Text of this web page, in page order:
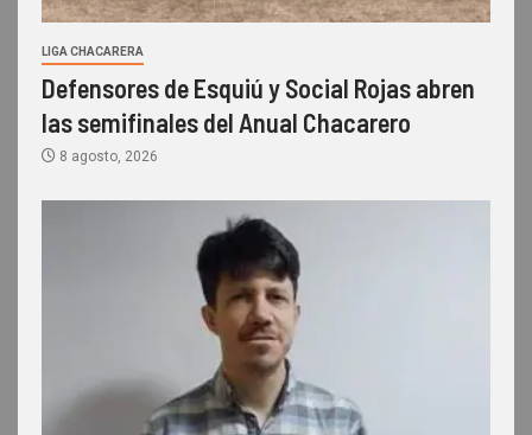
LIGA CHACARERA
Defensores de Esquiú y Social Rojas abren
las semifinales del Anual Chacarero
8 agosto, 2026